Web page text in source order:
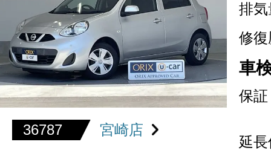
36787 宮崎店
排気
修復
車
保証
延